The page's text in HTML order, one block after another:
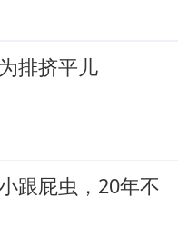
排挤平儿
跟屁虫，20年不